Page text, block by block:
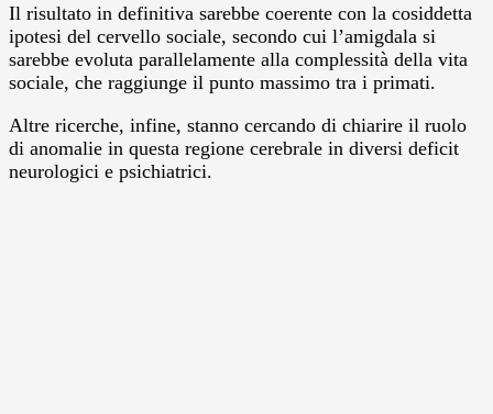
Il risultato in definitiva sarebbe coerente con la cosiddetta
ipotesi del cervello sociale, secondo cui l’amigdala si
sarebbe evoluta parallelamente alla complessità della vita
sociale, che raggiunge il punto massimo tra i primati.
Altre ricerche, infine, stanno cercando di chiarire il ruolo
di anomalie in questa regione cerebrale in diversi deficit
neurologici e psichiatrici.